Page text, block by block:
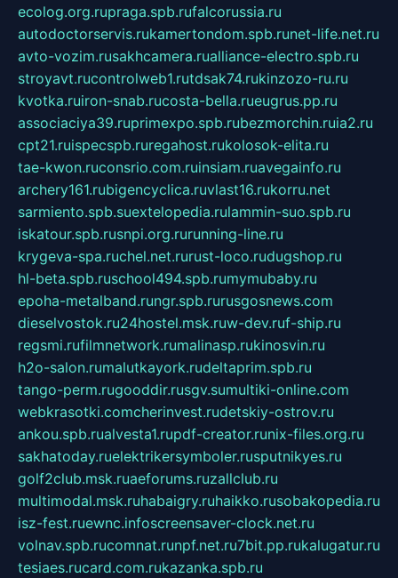
ecolog.org.rupraga.spb.rufalcorussia.ru
autodoctorservis.rukamertondom.spb.runet-life.net.ru
avto-vozim.rusakhcamera.rualliance-electro.spb.ru
stroyavt.rucontrolweb1.rutdsak74.rukinzozo-ru.ru
kvotka.ruiron-snab.rucosta-bella.rueugrus.pp.ru
associaciya39.ruprimexpo.spb.rubezmorchin.ruia2.ru
cpt21.ruispecspb.ruregahost.rukolosok-elita.ru
tae-kwon.ruconsrio.com.ruinsiam.ruavegainfo.ru
archery161.rubigencyclica.ruvlast16.rukorru.net
sarmiento.spb.suextelopedia.rulammin-suo.spb.ru
iskatour.spb.rusnpi.org.rurunning-line.ru
krygeva-spa.ruchel.net.rurust-loco.rudugshop.ru
hl-beta.spb.ruschool494.spb.rumymubaby.ru
epoha-metalband.rungr.spb.rurusgosnews.com
dieselvostok.ru24hostel.msk.ruw-dev.ruf-ship.ru
regsmi.rufilmnetwork.rumalinasp.rukinosvin.ru
h2o-salon.rumalutkayork.rudeltaprim.spb.ru
tango-perm.rugooddir.rusgv.sumultiki-online.com
webkrasotki.comcherinvest.rudetskiy-ostrov.ru
ankou.spb.rualvesta1.rupdf-creator.runix-files.org.ru
sakhatoday.ruelektrikersymboler.rusputnikyes.ru
golf2club.msk.ruaeforums.ruzallclub.ru
multimodal.msk.ruhabaigry.ruhaikko.rusobakopedia.ru
isz-fest.ruewnc.infoscreensaver-clock.net.ru
volnav.spb.rucomnat.runpf.net.ru7bit.pp.rukalugatur.ru
tesiaes.rucard.com.rukazanka.spb.ru